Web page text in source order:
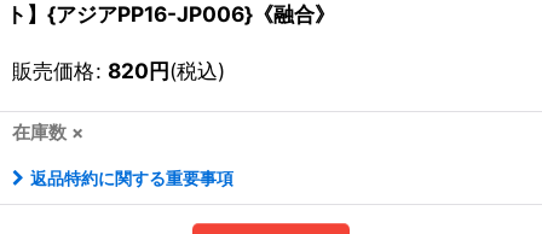
ト】{アジアPP16-JP006}《融合》
販売価格: 820円(税込)
在庫数 ×
返品特約に関する重要事項